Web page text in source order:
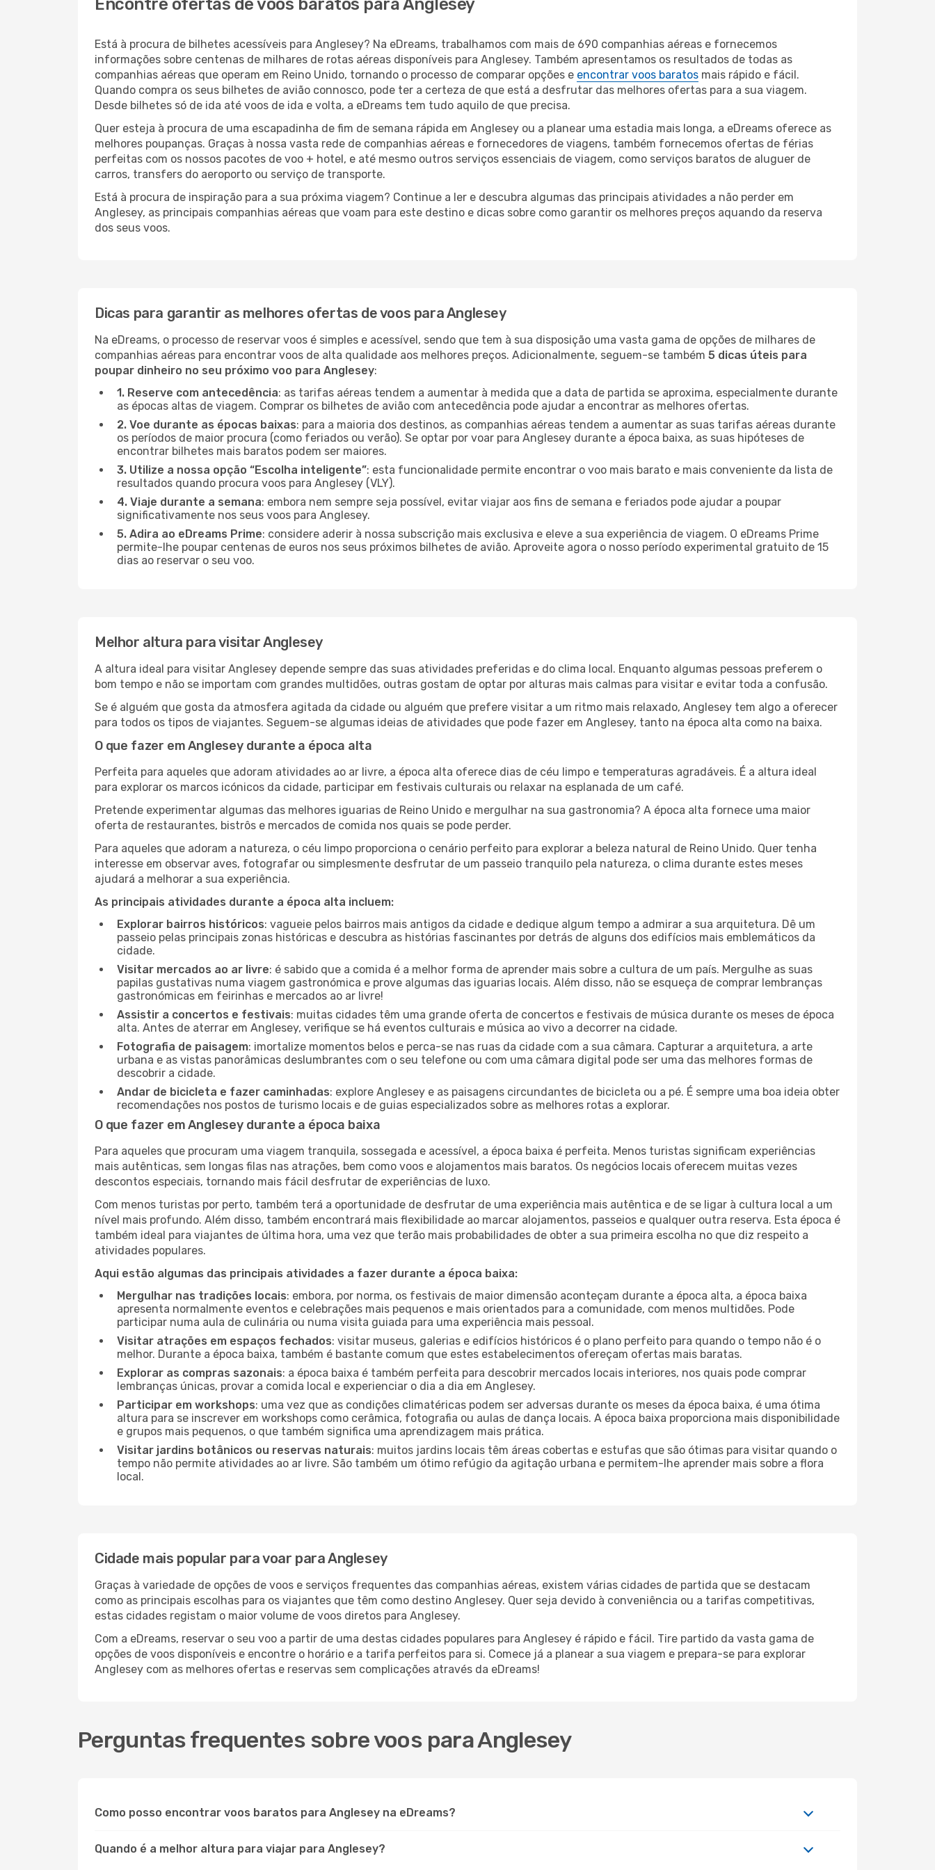
Encontre ofertas de voos baratos para Anglesey
Está à procura de bilhetes acessíveis para Anglesey? Na eDreams, trabalhamos com mais de 690 companhias aéreas e fornecemos
informações sobre centenas de milhares de rotas aéreas disponíveis para Anglesey. Também apresentamos os resultados de todas as
companhias aéreas que operam em Reino Unido, tornando o processo de comparar opções e encontrar voos baratos mais rápido e fácil.
Quando compra os seus bilhetes de avião connosco, pode ter a certeza de que está a desfrutar das melhores ofertas para a sua viagem.
Desde bilhetes só de ida até voos de ida e volta, a eDreams tem tudo aquilo de que precisa.
Quer esteja à procura de uma escapadinha de fim de semana rápida em Anglesey ou a planear uma estadia mais longa, a eDreams oferece as
melhores poupanças. Graças à nossa vasta rede de companhias aéreas e fornecedores de viagens, também fornecemos ofertas de férias
perfeitas com os nossos pacotes de voo + hotel, e até mesmo outros serviços essenciais de viagem, como serviços baratos de aluguer de
carros, transfers do aeroporto ou serviço de transporte.
Está à procura de inspiração para a sua próxima viagem? Continue a ler e descubra algumas das principais atividades a não perder em
Anglesey, as principais companhias aéreas que voam para este destino e dicas sobre como garantir os melhores preços aquando da reserva
dos seus voos.
Dicas para garantir as melhores ofertas de voos para Anglesey
Na eDreams, o processo de reservar voos é simples e acessível, sendo que tem à sua disposição uma vasta gama de opções de milhares de
companhias aéreas para encontrar voos de alta qualidade aos melhores preços. Adicionalmente, seguem-se também 5 dicas úteis para
poupar dinheiro no seu próximo voo para Anglesey:
1. Reserve com antecedência: as tarifas aéreas tendem a aumentar à medida que a data de partida se aproxima, especialmente durante
as épocas altas de viagem. Comprar os bilhetes de avião com antecedência pode ajudar a encontrar as melhores ofertas.
2. Voe durante as épocas baixas: para a maioria dos destinos, as companhias aéreas tendem a aumentar as suas tarifas aéreas durante
os períodos de maior procura (como feriados ou verão). Se optar por voar para Anglesey durante a época baixa, as suas hipóteses de
encontrar bilhetes mais baratos podem ser maiores.
3. Utilize a nossa opção “Escolha inteligente”: esta funcionalidade permite encontrar o voo mais barato e mais conveniente da lista de
resultados quando procura voos para Anglesey (VLY).
4. Viaje durante a semana: embora nem sempre seja possível, evitar viajar aos fins de semana e feriados pode ajudar a poupar
significativamente nos seus voos para Anglesey.
5. Adira ao eDreams Prime: considere aderir à nossa subscrição mais exclusiva e eleve a sua experiência de viagem. O eDreams Prime
permite-lhe poupar centenas de euros nos seus próximos bilhetes de avião. Aproveite agora o nosso período experimental gratuito de 15
dias ao reservar o seu voo.
Melhor altura para visitar Anglesey
A altura ideal para visitar Anglesey depende sempre das suas atividades preferidas e do clima local. Enquanto algumas pessoas preferem o
bom tempo e não se importam com grandes multidões, outras gostam de optar por alturas mais calmas para visitar e evitar toda a confusão.
Se é alguém que gosta da atmosfera agitada da cidade ou alguém que prefere visitar a um ritmo mais relaxado, Anglesey tem algo a oferecer
para todos os tipos de viajantes. Seguem-se algumas ideias de atividades que pode fazer em Anglesey, tanto na época alta como na baixa.
O que fazer em Anglesey durante a época alta
Perfeita para aqueles que adoram atividades ao ar livre, a época alta oferece dias de céu limpo e temperaturas agradáveis. É a altura ideal
para explorar os marcos icónicos da cidade, participar em festivais culturais ou relaxar na esplanada de um café.
Pretende experimentar algumas das melhores iguarias de Reino Unido e mergulhar na sua gastronomia? A época alta fornece uma maior
oferta de restaurantes, bistrôs e mercados de comida nos quais se pode perder.
Para aqueles que adoram a natureza, o céu limpo proporciona o cenário perfeito para explorar a beleza natural de Reino Unido. Quer tenha
interesse em observar aves, fotografar ou simplesmente desfrutar de um passeio tranquilo pela natureza, o clima durante estes meses
ajudará a melhorar a sua experiência.
As principais atividades durante a época alta incluem:
Explorar bairros históricos: vagueie pelos bairros mais antigos da cidade e dedique algum tempo a admirar a sua arquitetura. Dê um
passeio pelas principais zonas históricas e descubra as histórias fascinantes por detrás de alguns dos edifícios mais emblemáticos da
cidade.
Visitar mercados ao ar livre: é sabido que a comida é a melhor forma de aprender mais sobre a cultura de um país. Mergulhe as suas
papilas gustativas numa viagem gastronómica e prove algumas das iguarias locais. Além disso, não se esqueça de comprar lembranças
gastronómicas em feirinhas e mercados ao ar livre!
Assistir a concertos e festivais: muitas cidades têm uma grande oferta de concertos e festivais de música durante os meses de época
alta. Antes de aterrar em Anglesey, verifique se há eventos culturais e música ao vivo a decorrer na cidade.
Fotografia de paisagem: imortalize momentos belos e perca-se nas ruas da cidade com a sua câmara. Capturar a arquitetura, a arte
urbana e as vistas panorâmicas deslumbrantes com o seu telefone ou com uma câmara digital pode ser uma das melhores formas de
descobrir a cidade.
Andar de bicicleta e fazer caminhadas: explore Anglesey e as paisagens circundantes de bicicleta ou a pé. É sempre uma boa ideia obter
recomendações nos postos de turismo locais e de guias especializados sobre as melhores rotas a explorar.
O que fazer em Anglesey durante a época baixa
Para aqueles que procuram uma viagem tranquila, sossegada e acessível, a época baixa é perfeita. Menos turistas significam experiências
mais autênticas, sem longas filas nas atrações, bem como voos e alojamentos mais baratos. Os negócios locais oferecem muitas vezes
descontos especiais, tornando mais fácil desfrutar de experiências de luxo.
Com menos turistas por perto, também terá a oportunidade de desfrutar de uma experiência mais autêntica e de se ligar à cultura local a um
nível mais profundo. Além disso, também encontrará mais flexibilidade ao marcar alojamentos, passeios e qualquer outra reserva. Esta época é
também ideal para viajantes de última hora, uma vez que terão mais probabilidades de obter a sua primeira escolha no que diz respeito a
atividades populares.
Aqui estão algumas das principais atividades a fazer durante a época baixa:
Mergulhar nas tradições locais: embora, por norma, os festivais de maior dimensão aconteçam durante a época alta, a época baixa
apresenta normalmente eventos e celebrações mais pequenos e mais orientados para a comunidade, com menos multidões. Pode
participar numa aula de culinária ou numa visita guiada para uma experiência mais pessoal.
Visitar atrações em espaços fechados: visitar museus, galerias e edifícios históricos é o plano perfeito para quando o tempo não é o
melhor. Durante a época baixa, também é bastante comum que estes estabelecimentos ofereçam ofertas mais baratas.
Explorar as compras sazonais: a época baixa é também perfeita para descobrir mercados locais interiores, nos quais pode comprar
lembranças únicas, provar a comida local e experienciar o dia a dia em Anglesey.
Participar em workshops: uma vez que as condições climatéricas podem ser adversas durante os meses da época baixa, é uma ótima
altura para se inscrever em workshops como cerâmica, fotografia ou aulas de dança locais. A época baixa proporciona mais disponibilidade
e grupos mais pequenos, o que também significa uma aprendizagem mais prática.
Visitar jardins botânicos ou reservas naturais: muitos jardins locais têm áreas cobertas e estufas que são ótimas para visitar quando o
tempo não permite atividades ao ar livre. São também um ótimo refúgio da agitação urbana e permitem-lhe aprender mais sobre a flora
local.
Cidade mais popular para voar para Anglesey
Graças à variedade de opções de voos e serviços frequentes das companhias aéreas, existem várias cidades de partida que se destacam
como as principais escolhas para os viajantes que têm como destino Anglesey. Quer seja devido à conveniência ou a tarifas competitivas,
estas cidades registam o maior volume de voos diretos para Anglesey.
Com a eDreams, reservar o seu voo a partir de uma destas cidades populares para Anglesey é rápido e fácil. Tire partido da vasta gama de
opções de voos disponíveis e encontre o horário e a tarifa perfeitos para si. Comece já a planear a sua viagem e prepara-se para explorar
Anglesey com as melhores ofertas e reservas sem complicações através da eDreams!
Perguntas frequentes sobre voos para Anglesey
Como posso encontrar voos baratos para Anglesey na eDreams?
Quando é a melhor altura para viajar para Anglesey?